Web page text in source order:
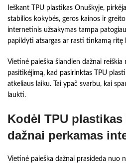
Ieškant TPU plastikas Onuškyje,
stabilios kokybės, geros kainos ir
internetinis užsakymas tampa
papildyti atsargas ar rasti tinkamą ritę
Vietinė paieška šiandien dažnai
pasitikėjimą, kad pasirinktas TPU
atkeliaus laiku. Tai ypač svarbu, kai
laukti.
Kodėl TPU
dažnai perkamas
Vietinė paieška dažnai prasideda nuo